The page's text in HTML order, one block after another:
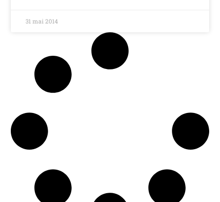
31 mai 2014